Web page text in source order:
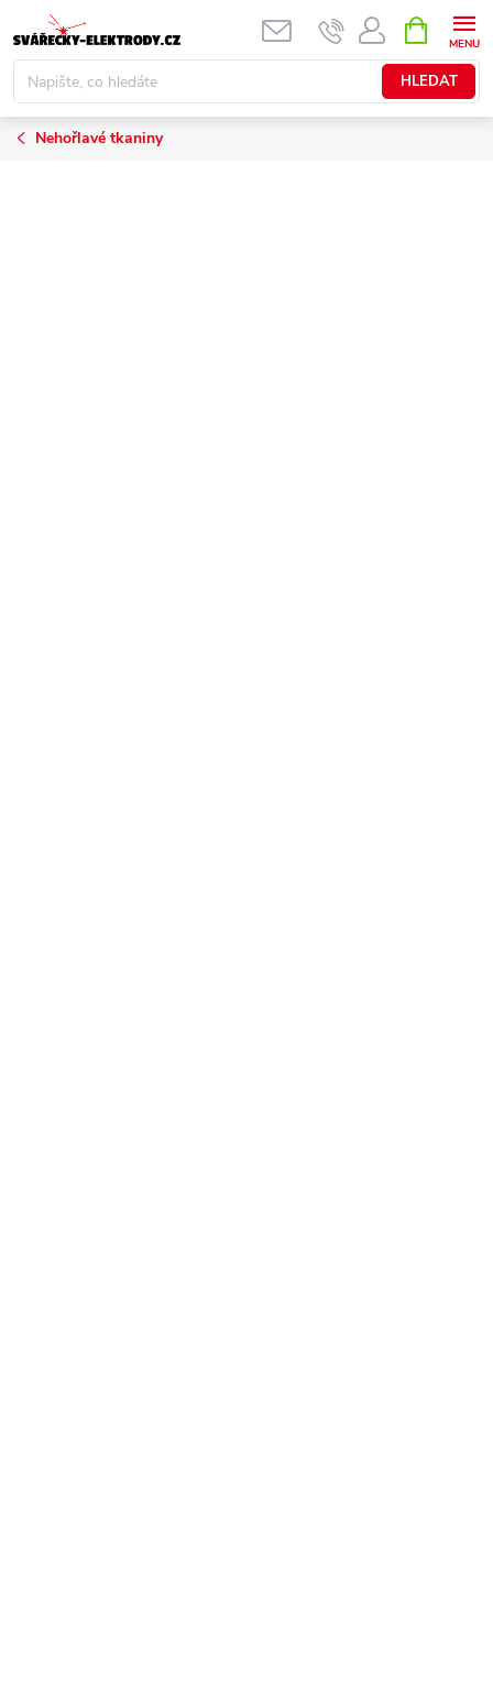
na
obsah
HLEDAT
NÁKUPNÍ
KOŠÍK
Nehořlavé tkaniny